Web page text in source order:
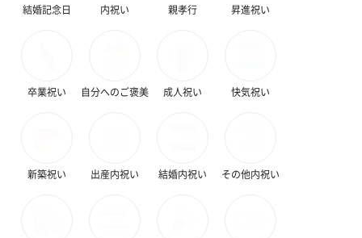
結婚記念日 内祝い 親孝行 昇進祝い
卒業祝い 自分へのご褒美 成人祝い 快気祝い
新築祝い 出産内祝い 結婚内祝い その他内祝い